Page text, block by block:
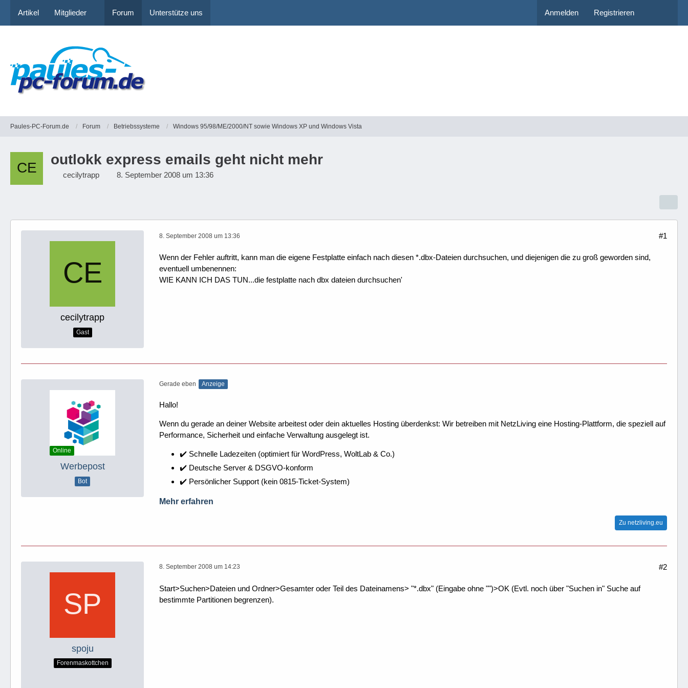
Artikel Mitglieder Forum Unterstütze uns Anmelden Registrieren
Paules-PC-Forum.de Forum Betriebssysteme Windows 95/98/ME/2000/NT sowie Windows XP und Windows Vista
outlokk express emails geht nicht mehr
cecilytrapp 8. September 2008 um 13:36
cecilytrapp
Gast
8. September 2008 um 13:36 #1
Wenn der Fehler auftritt, kann man die eigene Festplatte einfach nach diesen *.dbx-Dateien durchsuchen, und diejenigen die zu groß geworden sind,
eventuell umbenennen:
WIE KANN ICH DAS TUN...die festplatte nach dbx dateien durchsuchen'
Online
Werbepost
Bot
Gerade eben Anzeige
Hallo!
Wenn du gerade an deiner Website arbeitest oder dein aktuelles Hosting überdenkst: Wir betreiben mit NetzLiving eine Hosting-Plattform, die speziell auf
Performance, Sicherheit und einfache Verwaltung ausgelegt ist.
✔️ Schnelle Ladezeiten (optimiert für WordPress, WoltLab & Co.)
✔️ Deutsche Server & DSGVO-konform
✔️ Persönlicher Support (kein 0815-Ticket-System)
Mehr erfahren
Zu netzliving.eu
spoju
Forenmaskottchen
8. September 2008 um 14:23 #2
Start>Suchen>Dateien und Ordner>Gesamter oder Teil des Dateinamens> "*.dbx" (Eingabe ohne "")>OK (Evtl. noch über "Suchen in" Suche auf
bestimmte Partitionen begrenzen).